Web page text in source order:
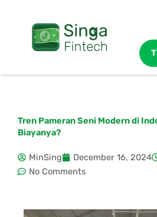
Tren Pameran Seni Modern di
Biayanya?
MinSing December 16, 2024
No Comments